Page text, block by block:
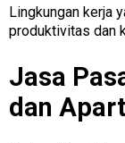
Lingkungan kerja
produktivitas dan
Jasa
dan